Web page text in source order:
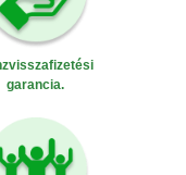
garancia.